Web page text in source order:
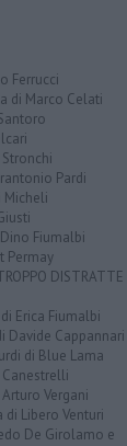
Ferrucci
di Marco Celati
Pardi
Micheli
Dino Fiumalbi
Permay
DISTRATTE
Erica Fiumalbi
Davide Cappannari
di Blue Lama
Vergani
Libero Venturi
De Girolamo e